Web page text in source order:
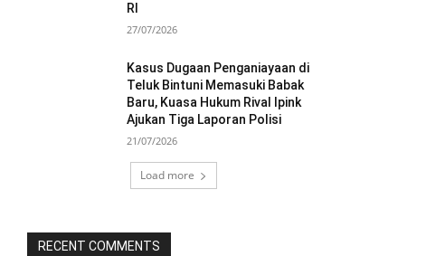
RI
27/07/2026
Kasus Dugaan Penganiayaan di
Teluk Bintuni Memasuki Babak
Baru, Kuasa Hukum Rival Ipink
Ajukan Tiga Laporan Polisi
21/07/2026
Load more
RECENT COMMENTS